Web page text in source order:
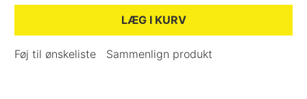
LÆG I KURV
Føj til ønskeliste Sammenlign produkt